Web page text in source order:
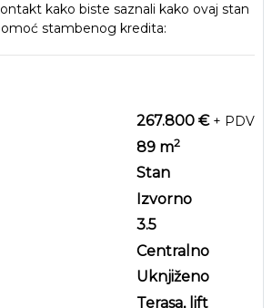
kako biste saznali kako ovaj stan
stambenog kredita:
267.800 € + PDV
89 m2
Stan
Izvorno
3.5
Centralno
Uknjiženo
Terasa, lift